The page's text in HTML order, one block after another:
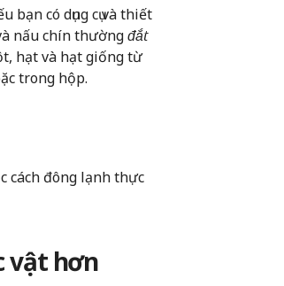
có dụng cụ và thiết
nấu chín thườngđắt
hạt và hạt giống từ
trong hộp.
cách đông lạnh thực
vật hơn